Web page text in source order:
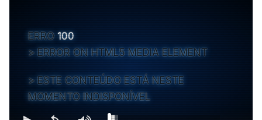
ERRO 100
ERROR ON HTML5 MEDIA ELEMENT
ESTE CONTEÚDO ESTÁ NESTE
MOMENTO INDISPONÍVEL